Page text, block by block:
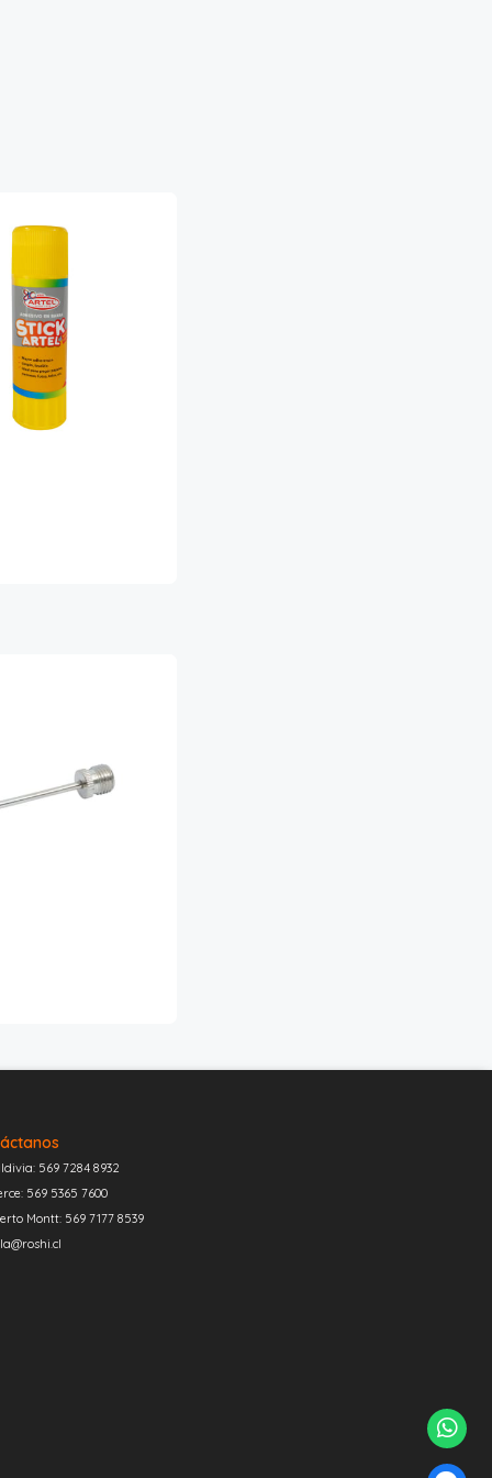
569 7284 8932
569 5365 7600
Montt: 569 7177 8539